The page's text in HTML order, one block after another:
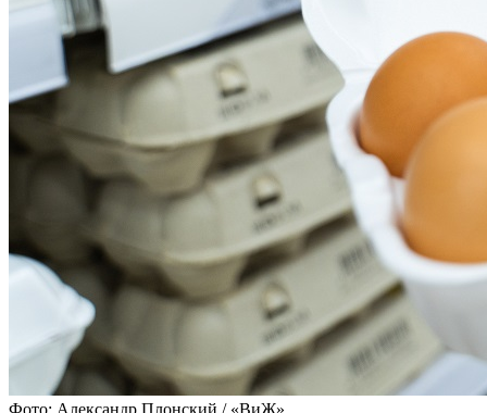
Фото: Александр Плонский / «ВиЖ»